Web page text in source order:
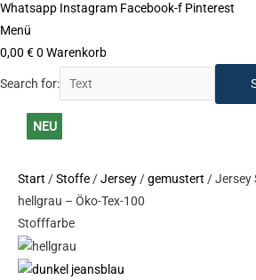
Whatsapp Instagram Facebook-f Pinterest
Menü
0,00 €0 Warenkorb
Search for:
NEU
Start /Stoffe/Jersey/gemustert / Jersey
hellgrau – Öko-Tex-100
Stofffarbe
Jersey
Stoff
Bauernhof
in
hellgrau
-
Öko-
NEU
NEU
NEU
NEU
NEU
NEU
NEU
NEU
NEU
NEU